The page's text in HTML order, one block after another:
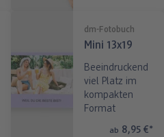
dm-Fotobuch
Mini 13x19
Beeindruckend
viel Platz im
kompakten
Format
ab 8,95 €*